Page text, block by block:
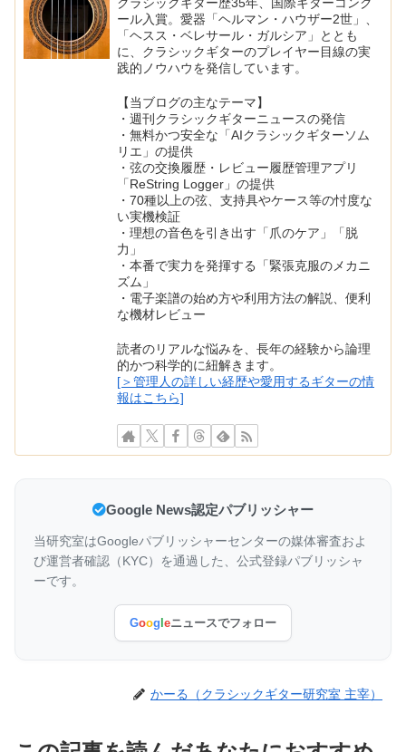
ール入賞。愛器「ヘルマン・ハウザー2世」、
「ヘスス・ベレサール・ガルシア」ととも
に、クラシックギターのプレイヤー目線の実
践的ノウハウを発信しています。
【当ブログの主なテーマ】
・週刊クラシックギターニュースの発信
・無料かつ安全な「AIクラシックギターソム
リエ」の提供
・弦の交換履歴・レビュー履歴管理アプリ
「ReString Logger」の提供
・70種以上の弦、支持具やケース等の忖度な
い実機検証
・理想の音色を引き出す「爪のケア」「脱
力」
・本番で実力を発揮する「緊張克服のメカニ
ズム」
・電子楽譜の始め方や利用方法の解説、便利
な機材レビュー
読者のリアルな悩みを、長年の経験から論理
的かつ科学的に紐解きます。
[＞管理人の詳しい経歴や愛用するギターの情
報はこちら]
Google News認定パブリッシャー
当研究室はGoogleパブリッシャーセンターの媒体審査およ
び運営者確認（KYC）を通過した、公式登録パブリッシャ
ーです。
Goog eニュースでフォロー
かーる（クラシックギター研究室 主宰）